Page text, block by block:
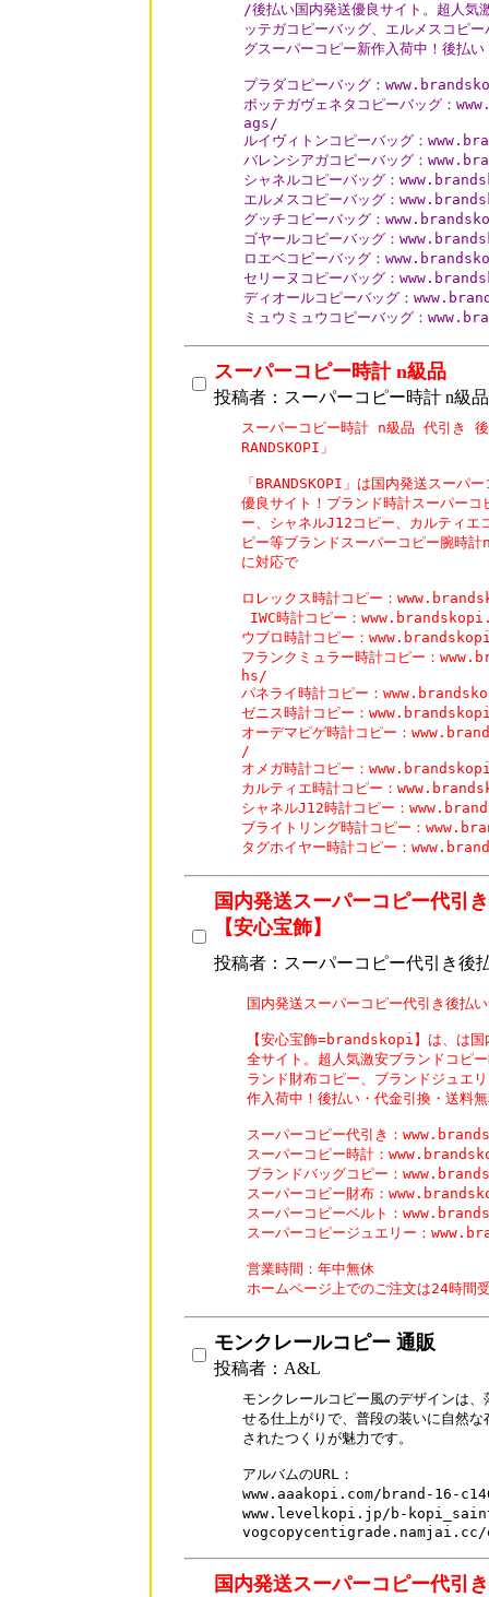
/後払い国内発送優良サイト。超人気
ッテガコピーバッグ、エルメスコピ
グスーパーコピー新作入荷中！後払
プラダコピーバッグ：
ボッテガヴェネタコピーバッグ：
ags/
ルイヴィトンコピーバッグ：
バレンシアガコピーバッグ：
シャネルコピーバッグ：
エルメスコピーバッグ：
グッチコピーバッグ：
ゴヤールコピーバッグ：
ロエベコピーバッグ：
セリーヌコピーバッグ：
ディオールコピーバッグ：
ミュウミュウコピーバッグ：
スーパーコピー時計 n級品
投稿者：スーパーコピー時計 n級品
スーパーコピー時計 n級品 代引き
RANDSKOPI」
「BRANDSKOPI」は国内発送スー
優良サイト！ブランド時計スーパー
ー、シャネルJ12コピー、カルティエ
ピー等ブランドスーパーコピー腕時
に対応で
ロレックス時計コピー：
IWC時計コピー：
ウブロ時計コピー：
フランクミュラー時計コピー：
hs/
パネライ時計コピー：
ゼニス時計コピー：
オーデマピゲ時計コピー：
/
オメガ時計コピー：
カルティエ時計コピー：
シャネルJ12時計コピー：
ブライトリング時計コピー：
タグホイヤー時計コピー：
国内発送スーパーコピー代引
【安心宝飾】
投稿者：スーパーコピー代引き後
国内発送スーパーコピー代引き後払
【安心宝飾=brandskopi】は、は国
全サイト。超人気激安ブランドコピ
ランド財布コピー、ブランドジュエ
作入荷中！後払い・代金引換・送料
スーパーコピー代引き：
スーパーコピー時計：
ブランドバッグコピー：
スーパーコピー財布：
スーパーコピーベルト：
スーパーコピージュエリー：
営業時間：年中無休
ホームページ上でのご注文は24時間
モンクレールコピー 通販
投稿者：A&L
モンクレールコピー風のデザインは
せる仕上がりで、普段の装いに自然
されたつくりが魅力です。
アルバムのURL：
www.aaakopi.com/brand-16-
www.levelkopi.jp/b-
vogcopycentigrade.namjai.cc/
国内発送スーパーコピー代引